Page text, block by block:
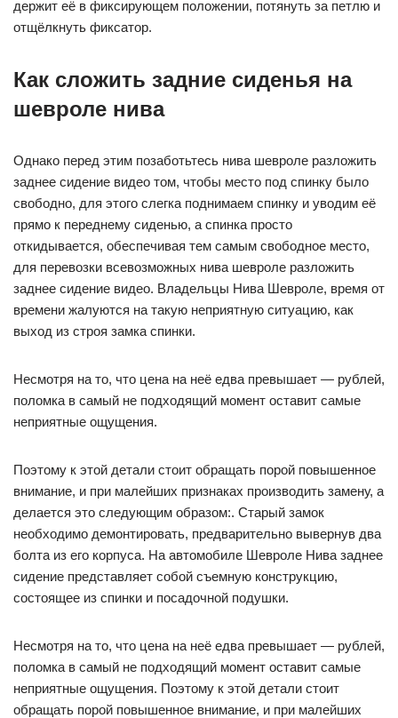
держит её в фиксирующем положении, потянуть за петлю и
отщёлкнуть фиксатор.
Как сложить задние сиденья на
шевроле нива
Однако перед этим позаботьтесь нива шевроле разложить
заднее сидение видео том, чтобы место под спинку было
свободно, для этого слегка поднимаем спинку и уводим её
прямо к переднему сиденью, а спинка просто
откидывается, обеспечивая тем самым свободное место,
для перевозки всевозможных нива шевроле разложить
заднее сидение видео. Владельцы Нива Шевроле, время от
времени жалуются на такую неприятную ситуацию, как
выход из строя замка спинки.
Несмотря на то, что цена на неё едва превышает — рублей,
поломка в самый не подходящий момент оставит самые
неприятные ощущения.
Поэтому к этой детали стоит обращать порой повышенное
внимание, и при малейших признаках производить замену, а
делается это следующим образом:. Старый замок
необходимо демонтировать, предварительно вывернув два
болта из его корпуса. На автомобиле Шевроле Нива заднее
сидение представляет собой съемную конструкцию,
состоящее из спинки и посадочной подушки.
Несмотря на то, что цена на неё едва превышает — рублей,
поломка в самый не подходящий момент оставит самые
неприятные ощущения. Поэтому к этой детали стоит
обращать порой повышенное внимание, и при малейших